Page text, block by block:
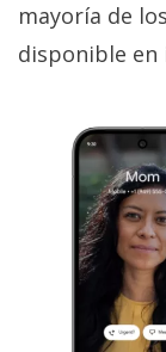
mayoría de
disponible en